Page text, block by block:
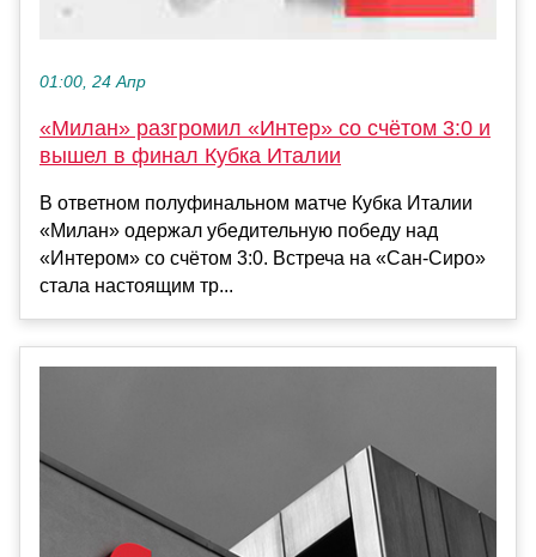
01:00, 24 Апр
«Милан» разгромил «Интер» со счётом 3:0 и
вышел в финал Кубка Италии
В ответном полуфинальном матче Кубка Италии
«Милан» одержал убедительную победу над
«Интером» со счётом 3:0. Встреча на «Сан-Сиро»
стала настоящим тр...